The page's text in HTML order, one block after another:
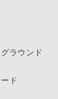
ラウンド
ド